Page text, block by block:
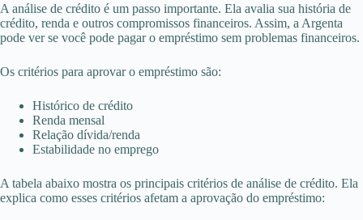
A análise de crédito é um passo importante. Ela avalia sua história de
crédito, renda e outros compromissos financeiros. Assim, a Argenta
pode ver se você pode pagar o empréstimo sem problemas financeiros.
Os critérios para aprovar o empréstimo são:
Histórico de crédito
Renda mensal
Relação dívida/renda
Estabilidade no emprego
A tabela abaixo mostra os principais critérios de análise de crédito. Ela
explica como esses critérios afetam a aprovação do empréstimo: